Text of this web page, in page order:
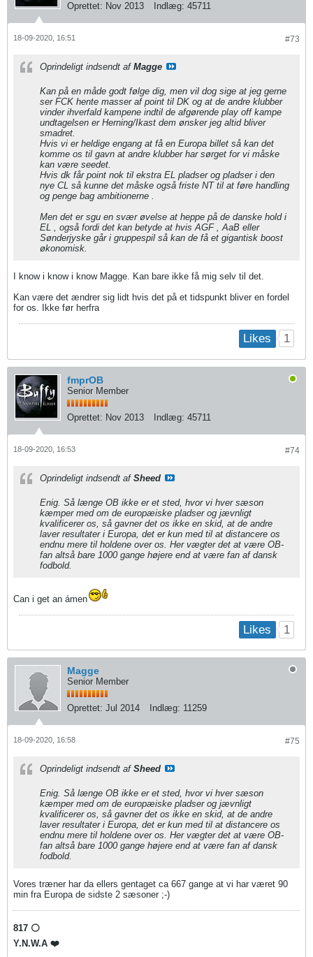
Oprettet: Nov 2013 Indlæg: 45711
#73
18-09-2020, 16:51
Oprindeligt indsendt af Magge
Kan på en måde godt følge dig, men vil dog sige at jeg gerne
ser FCK hente masser af point til DK og at de andre klubber
vinder ihverfald kampene indtil de afgørende play off kampe
undtagelsen er Herning/Ikast dem ønsker jeg altid bliver
smadret.
Hvis vi er heldige engang at få en Europa billet så kan det
komme os til gavn at andre klubber har sørget for vi måske
kan være seedet.
Hvis dk får point nok til ekstra EL pladser og pladser i den
nye CL så kunne det måske også friste NT til at føre handling
og penge bag ambitionerne .
Men det er sgu en svær øvelse at heppe på de danske hold i
EL , også fordi det kan betyde at hvis AGF , AaB eller
Sønderjyske går i gruppespil så kan de få et gigantisk boost
økonomisk.
I know i know i know Magge. Kan bare ikke få mig selv til det.
Kan være det ændrer sig lidt hvis det på et tidspunkt bliver en fordel
for os. Ikke før herfra
Likes 1
fmprOB
Senior Member
Oprettet: Nov 2013 Indlæg: 45711
#74
18-09-2020, 16:53
Oprindeligt indsendt af Sheed
Enig. Så længe OB ikke er et sted, hvor vi hver sæson
kæmper med om de europæiske pladser og jævnligt
kvalificerer os, så gavner det os ikke en skid, at de andre
laver resultater i Europa, det er kun med til at distancere os
endnu mere til holdene over os. Her vægter det at være OB-
fan altså bare 1000 gange højere end at være fan af dansk
fodbold.
Can i get an ámen
Likes 1
Magge
Senior Member
Oprettet: Jul 2014 Indlæg: 11259
#75
18-09-2020, 16:58
Oprindeligt indsendt af Sheed
Enig. Så længe OB ikke er et sted, hvor vi hver sæson
kæmper med om de europæiske pladser og jævnligt
kvalificerer os, så gavner det os ikke en skid, at de andre
laver resultater i Europa, det er kun med til at distancere os
endnu mere til holdene over os. Her vægter det at være OB-
fan altså bare 1000 gange højere end at være fan af dansk
fodbold.
Vores træner har da ellers gentaget ca 667 gange at vi har været 90
min fra Europa de sidste 2 sæsoner ;-)
817 ⚪️
Y.N.W.A ❤️